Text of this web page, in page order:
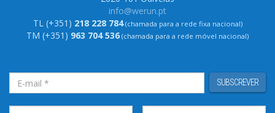
info@werun.pt
TL (+351) 218 228 784(chamada para a rede fixa nacional)
TM (+351) 963 704 536 (chamada para a rede móvel nacional)
SUBSCREVER